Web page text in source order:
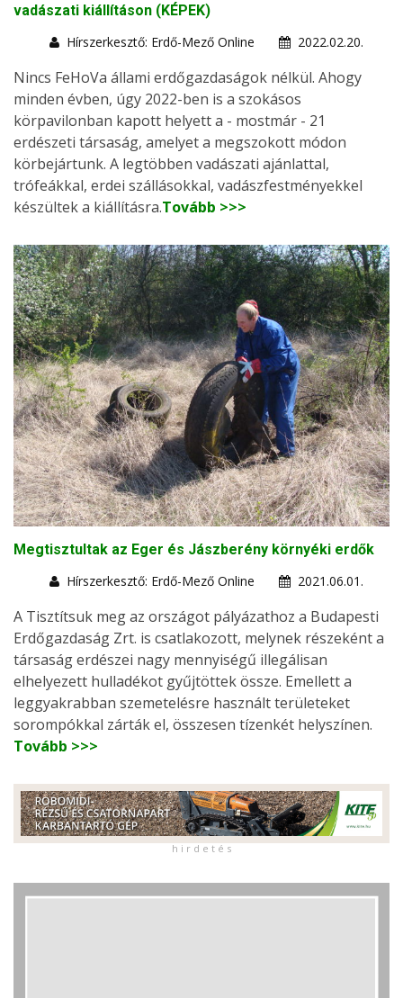
vadászati kiállításon (KÉPEK)
Hírszerkesztő: Erdő-Mező Online
2022.02.20.
Nincs FeHoVa állami erdőgazdaságok nélkül. Ahogy
minden évben, úgy 2022-ben is a szokásos
körpavilonban kapott helyett a - mostmár - 21
erdészeti társaság, amelyet a megszokott módon
körbejártunk. A legtöbben vadászati ajánlattal,
trófeákkal, erdei szállásokkal, vadászfestményekkel
készültek a kiállításra.Tovább >>>
Megtisztultak az Eger és Jászberény környéki erdők
Hírszerkesztő: Erdő-Mező Online
2021.06.01.
A Tisztítsuk meg az országot pályázathoz a Budapesti
Erdőgazdaság Zrt. is csatlakozott, melynek részeként a
társaság erdészei nagy mennyiségű illegálisan
elhelyezett hulladékot gyűjtöttek össze. Emellett a
leggyakrabban szemetelésre használt területeket
sorompókkal zárták el, összesen tízenkét helyszínen.
Tovább >>>
h i r d e t é s